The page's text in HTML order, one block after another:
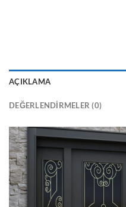
AÇIKLAMA
DEĞERLENDIRMELER (0)